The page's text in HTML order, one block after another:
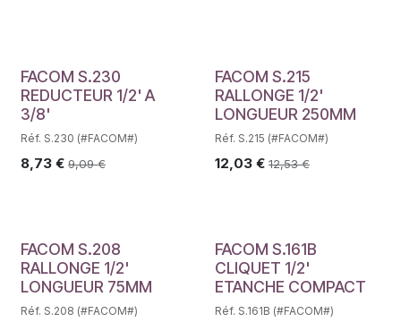
Déstockage
FACOM S.230
REDUCTEUR 1/2' A
3/8'
Réf. S.230 (#FACOM#)
8,73 € 9,09€
FACOM S.215
RALLONGE 1/2'
LONGUEUR 250MM
Réf. S.215 (#FACOM#)
12,03€ 12,53€
FACOM S.208
RALLONGE 1/2'
LONGUEUR 75MM
Réf. S.208 (#FACOM#)
FACOM S.161B
CLIQUET 1/2'
ETANCHE COMPACT
Réf. S.161B (#FACOM#)